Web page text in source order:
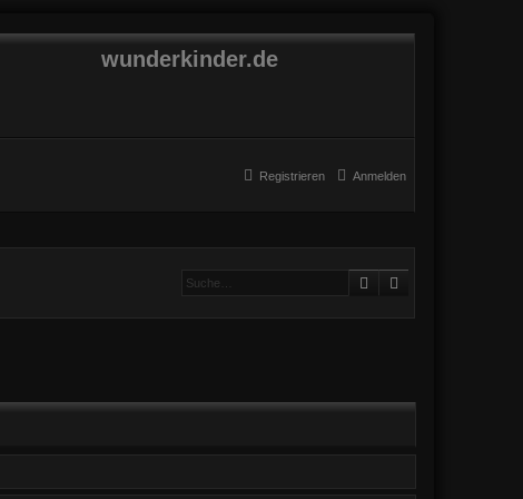
wunderkinder.de
Anmelden
Registrieren
Suche